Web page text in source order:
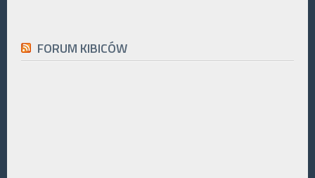
FORUM KIBICÓW